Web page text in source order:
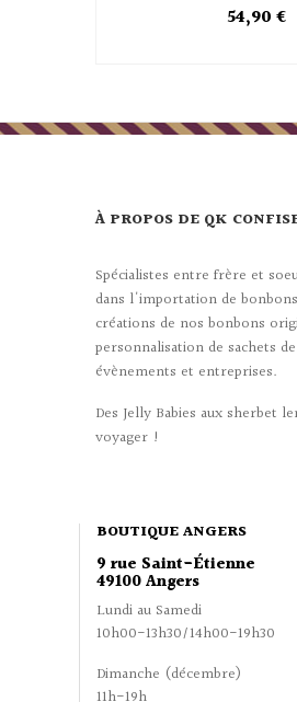
54,90 €
À PROPOS DE QK
Spécialistes entre frère et
dans l'importation de
créations de nos bonbons
personnalisation de sachets
évènements et entreprises.
Des Jelly Babies aux sherbet
voyager !
BOUTIQUE ANGERS
9 rue Saint-Étienne
49100 Angers
Lundi au Samedi
10h00-13h30/14h00-19h30
Dimanche (décembre)